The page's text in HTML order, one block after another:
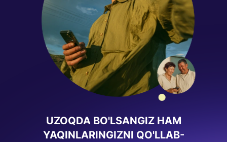
UZOQDA BO'LSANGIZ HAM
YAQINLARINGIZNI QO'LLAB-